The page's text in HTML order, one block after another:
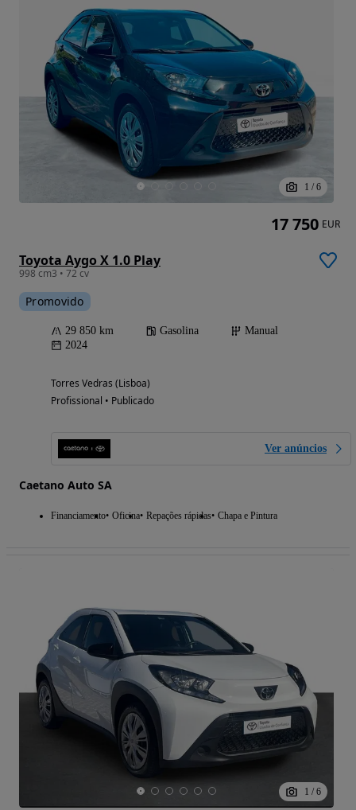
1 / 6
Toyota Aygo X 1.0 Play
998 cm3 • 72 cv
Promovido
29 850 km Gasolina
Manual
2024
Torres Vedras (Lisboa)
Profissional • Publicado
Ver anúncios
Caetano Auto SA
Financiamento Oficina Repações rápidas Chapa e Pintura
17 750 EUR
1 / 6